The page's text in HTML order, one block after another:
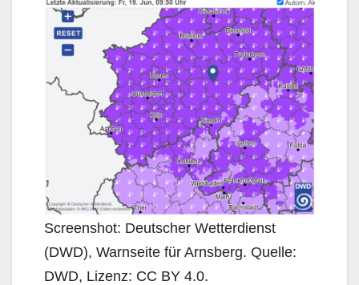
Screenshot: Deutscher Wetterdienst
(DWD), Warnseite für Arnsberg. Quelle:
DWD, Lizenz: CC BY 4.0.